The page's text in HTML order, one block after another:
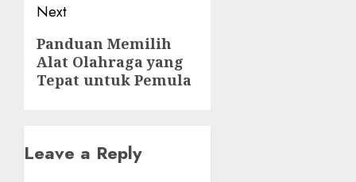
Next
Next
post:
Panduan Memilih
Alat Olahraga yang
Tepat untuk Pemula
Leave a Reply